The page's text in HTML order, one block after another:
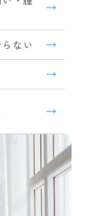
ない